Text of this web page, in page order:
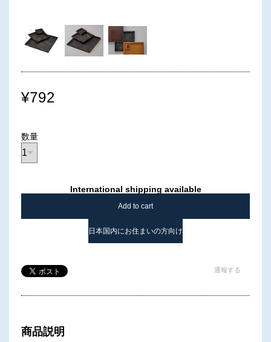
¥792
数量
International shipping available
Add to cart
日本国内にお住まいの方向け
通報する
商品説明